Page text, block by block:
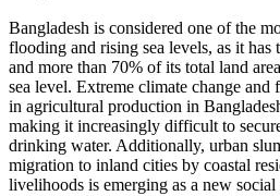
Bangladesh is considered one of the
flooding and rising sea levels, as it has
and more than 70% of its total land
sea level. Extreme climate change and
in agricultural production in
making it increasingly difficult to
drinking water. Additionally, urban
migration to inland cities by coastal
livelihoods is emerging as a new social